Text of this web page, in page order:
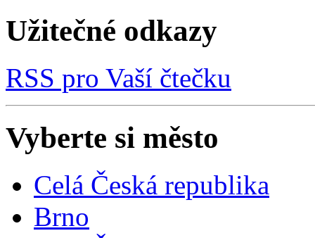
Užitečné odkazy
RSS pro Vaší čtečku
Vyberte si město
Celá Česká republika
Brno